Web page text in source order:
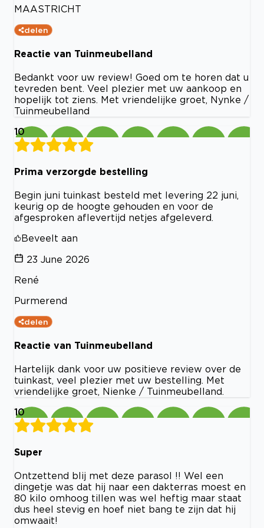
MAASTRICHT
delen
Reactie van Tuinmeubelland
Bedankt voor uw review! Goed om te horen dat u
tevreden bent. Veel plezier met uw aankoop en
hopelijk tot ziens. Met vriendelijke groet, Nynke /
Tuinmeubelland
10
Prima verzorgde bestelling
Begin juni tuinkast besteld met levering 22 juni,
keurig op de hoogte gehouden en voor de
afgesproken aflevertijd netjes afgeleverd.
Beveelt aan
23 June 2026
René
Purmerend
delen
Reactie van Tuinmeubelland
Hartelijk dank voor uw positieve review over de
tuinkast, veel plezier met uw bestelling. Met
vriendelijke groet, Nienke / Tuinmeubelland.
10
Super
Ontzettend blij met deze parasol !! Wel een
dingetje was dat hij naar een dakterras moest en
80 kilo omhoog tillen was wel heftig maar staat
dus heel stevig en hoef niet bang te zijn dat hij
omwaait!